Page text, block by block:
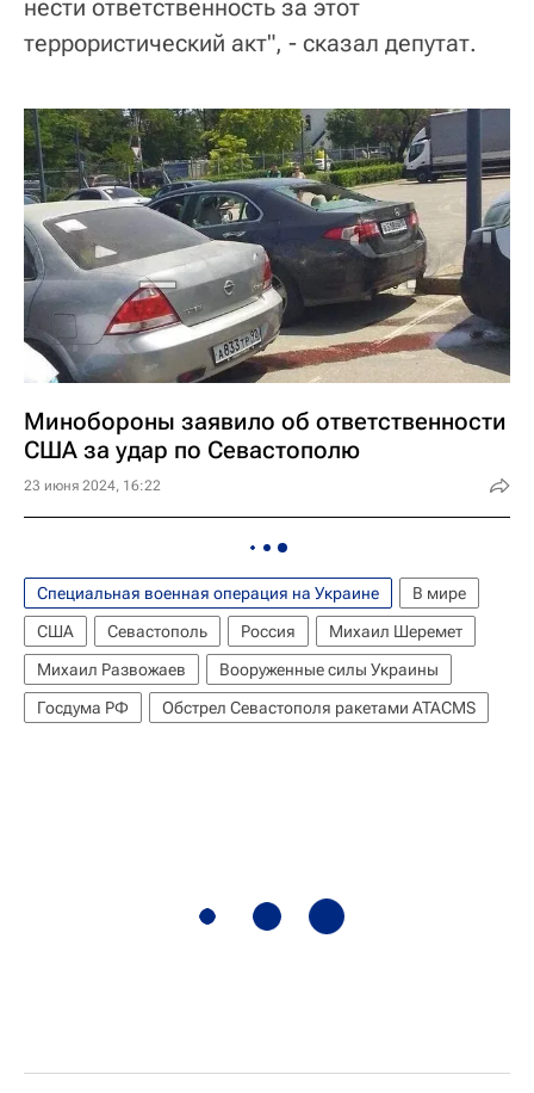
нести ответственность за этот
террористический акт", - сказал депутат.
Минобороны заявило об ответственности
США за удар по Севастополю
23 июня 2024, 16:22
Специальная военная операция на Украине
В мире
США
Севастополь Россия
Михаил Шеремет
Михаил Развожаев
Вооруженные силы Украины
Госдума РФ
Обстрел Севастополя ракетами ATACMS